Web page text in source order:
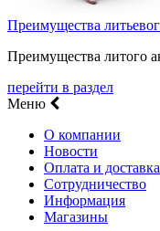
Преимущества
Преимущества литого
перейти в раздел
Меню
О компании
Новости
Оплата и доставка
Сотрудничество
Информация
Магазины